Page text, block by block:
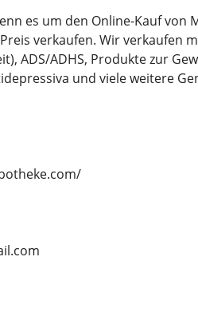
es um den Online-Kauf von
verkaufen. Wir verkaufen
ADS/ADHS, Produkte zur
und viele weitere